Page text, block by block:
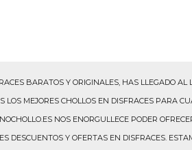
BARATOS Y ORIGINALES, HAS LLEGADO AL
MEJORES CHOLLOS EN DISFRACES PARA
NOS ENORGULLECE PODER
DESCUENTOS Y OFERTAS EN DISFRACES.